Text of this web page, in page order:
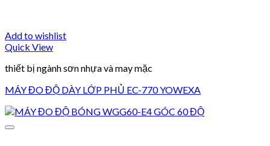
Add to wishlist
Quick View
thiết bị ngành sơn nhựa và may mặc
MÁY ĐO ĐỘ DÀY LỚP PHỦ EC-770 YOWEXA